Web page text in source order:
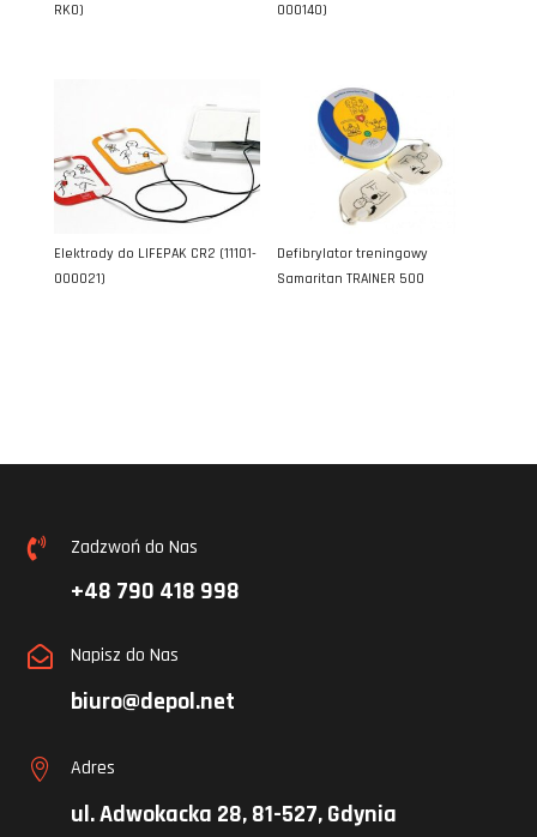
RKO)
000140)
Elektrody do LIFEPAK CR2 (11101-
000021)
Defibrylator treningowy
Samaritan TRAINER 500
 Zadzwoń do Nas
+48 790 418 998
 Napisz do Nas
biuro@depol.net
 Adres
ul. Adwokacka 28, 81-527, Gdynia